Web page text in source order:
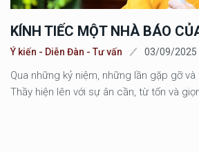
KÍNH TIẾC MỘT NHÀ BÁO
Ý kiến - Diễn Đàn - Tư vấn 03/09/2025
Qua những kỷ niệm, những lần gặp gỡ
Thầy hiện lên với sự ân cần, từ tốn và